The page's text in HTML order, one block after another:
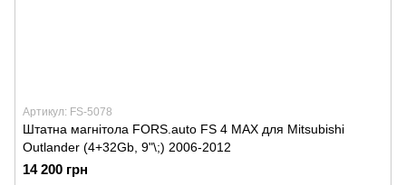
Артикул: FS-5078
Штатна магнітола FORS.auto FS 4 MAX для Mitsubishi
Outlander (4+32Gb, 9"\;) 2006-2012
14 200 грн